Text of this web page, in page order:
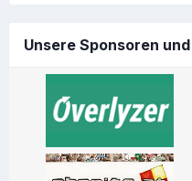
Unsere Sponsoren